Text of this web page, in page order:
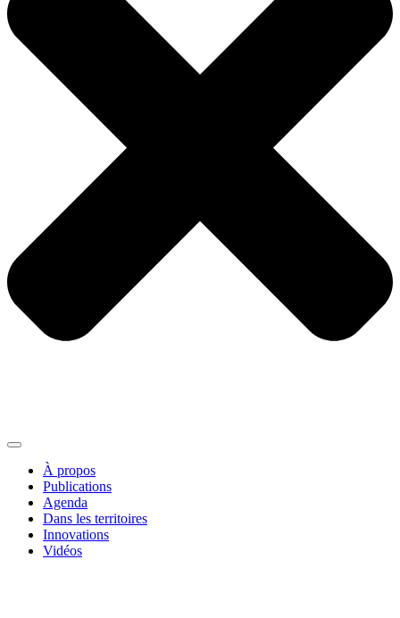
À propos
Publications
Agenda
Dans les territoires
Innovations
Vidéos